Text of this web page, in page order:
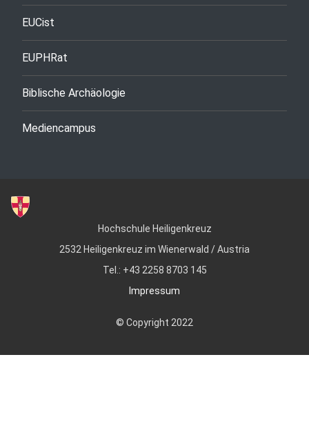
EUCist
EUPHRat
Biblische Archäologie
Mediencampus
Hochschule Heiligenkreuz
2532 Heiligenkreuz im Wienerwald / Austria
Tel.: +43 2258 8703 145
Impressum
© Copyright 2022